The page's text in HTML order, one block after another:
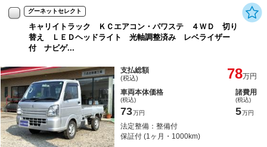
グーネットセレクト
キャリイトラック ＫＣエアコン・パワステ ４ＷＤ 切り
替え ＬＥＤヘッドライト 光軸調整済み レベライザー
付 ナビゲ...
支払総額
(税込) 78万円
車両本体価格
(税込)
73万円
諸費用
(税込)
5万円
法定整備：整備付
保証付 (1ヶ月・1000km)